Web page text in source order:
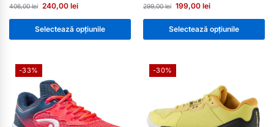
406,00lei 240,00 lei
Selectează opțiunile
299,00lei 199,00 lei
Selectează opțiunile
-33% -30%